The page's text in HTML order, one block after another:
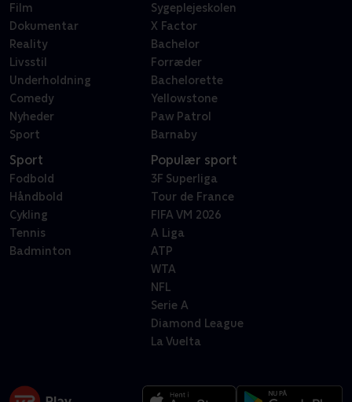
Film
Dokumentar
Reality
Livsstil
Underholdning
Comedy
Nyheder
Sport
Sygeplejeskolen
X Factor
Bachelor
Forræder
Bachelorette
Yellowstone
Paw Patrol
Barnaby
Sport
Fodbold
Håndbold
Cykling
Tennis
Badminton
Populær sport
3F Superliga
Tour de France
FIFA VM 2026
A Liga
ATP
WTA
NFL
Serie A
Diamond League
La Vuelta